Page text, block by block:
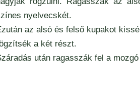
nyelvecskét.
az alsó és felső kupakot
a két részt.
után ragasszák fel a